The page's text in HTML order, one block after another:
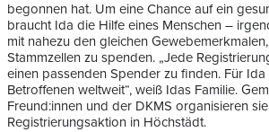
begonnen hat. Um eine Chance auf ein
braucht Ida die Hilfe eines Menschen –
mit nahezu den gleichen
Stammzellen zu spenden. „Jede
einen passenden Spender zu finden. Für
Betroffenen weltweit“, weiß Idas Familie.
Freund:innen und der DKMS organisieren
Registrierungsaktion in Höchstädt.